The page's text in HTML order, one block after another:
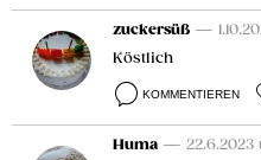
zuckersüß —
Köstlich
KOMMENTIEREN
Huma — 22.6.2023